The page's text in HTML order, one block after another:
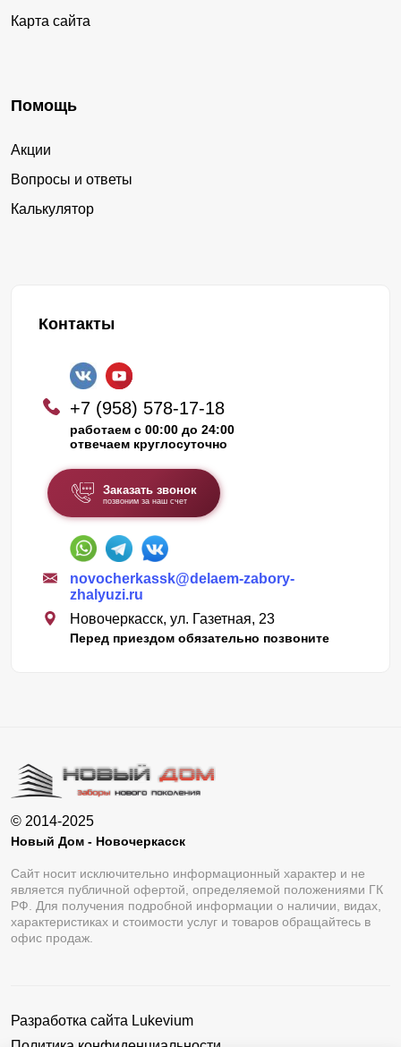
Карта сайта
Помощь
Акции
Вопросы и ответы
Калькулятор
Контакты
+7 (958) 578-17-18
работаем с 00:00 до 24:00
отвечаем круглосуточно
Заказать звонок
позвоним за наш счет
novocherkassk@delaem-zabory-
zhalyuzi.ru
Новочеркасск, ул. Газетная, 23
Перед приездом обязательно позвоните
© 2014-2025
Новый Дом - Новочеркасск
Сайт носит исключительно информационный характер и не
является публичной офертой, определяемой положениями ГК
РФ. Для получения подробной информации о наличии, видах,
характеристиках и стоимости услуг и товаров обращайтесь в
офис продаж.
Разработка сайта Lukevium